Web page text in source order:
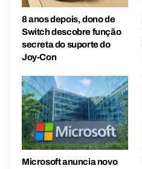
8 anos depois, dono de
Switch descobre função
secreta do suporte do
Joy-Con
Microsoft anuncia novo